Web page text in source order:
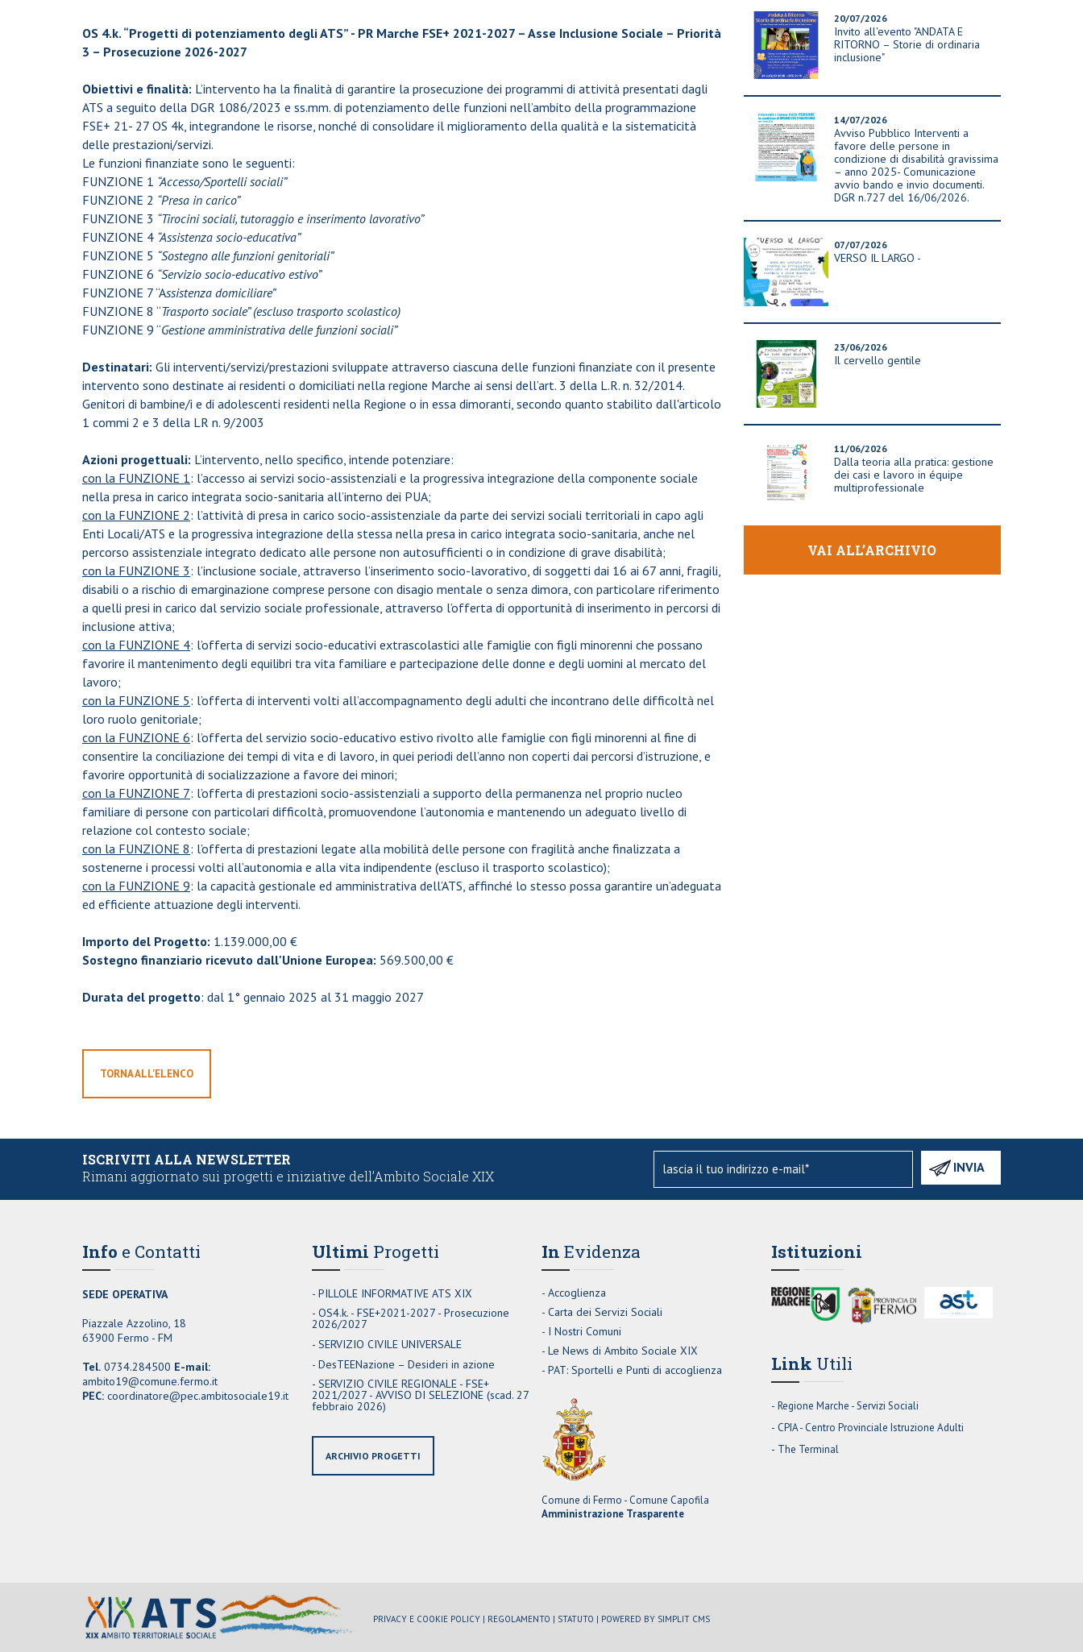
OS 4.k. “Progetti di potenziamento degli ATS” - PR Marche FSE+ 2021-2027 – Asse Inclusione Sociale – Priorità
3 – Prosecuzione 2026-2027
Obiettivi e finalità: L’intervento ha la finalità di garantire la prosecuzione dei programmi di attività presentati dagli
ATS a seguito della DGR 1086/2023 e ss.mm. di potenziamento delle funzioni nell’ambito della programmazione
FSE+ 21- 27 OS 4k, integrandone le risorse, nonché di consolidare il miglioramento della qualità e la sistematicità
delle prestazioni/servizi.
Le funzioni finanziate sono le seguenti:
FUNZIONE 1 “Accesso/Sportelli sociali”
FUNZIONE 2 “Presa in carico”
FUNZIONE 3 “Tirocini sociali, tutoraggio e inserimento lavorativo”
FUNZIONE 4 “Assistenza socio-educativa”
FUNZIONE 5 “Sostegno alle funzioni genitoriali”
FUNZIONE 6 “Servizio socio-educativo estivo”
FUNZIONE 7 “Assistenza domiciliare”
FUNZIONE 8 “Trasporto sociale” (escluso trasporto scolastico)
FUNZIONE 9 “Gestione amministrativa delle funzioni sociali”
Destinatari: Gli interventi/servizi/prestazioni sviluppate attraverso ciascuna delle funzioni finanziate con il presente
intervento sono destinate ai residenti o domiciliati nella regione Marche ai sensi dell’art. 3 della L.R. n. 32/2014.
Genitori di bambine/i e di adolescenti residenti nella Regione o in essa dimoranti, secondo quanto stabilito dall'articolo
1 commi 2 e 3 della LR n. 9/2003
Azioni progettuali: L’intervento, nello specifico, intende potenziare:
con la FUNZIONE 1: l’accesso ai servizi socio-assistenziali e la progressiva integrazione della componente sociale
nella presa in carico integrata socio-sanitaria all’interno dei PUA;
con la FUNZIONE 2: l’attività di presa in carico socio-assistenziale da parte dei servizi sociali territoriali in capo agli
Enti Locali/ATS e la progressiva integrazione della stessa nella presa in carico integrata socio-sanitaria, anche nel
percorso assistenziale integrato dedicato alle persone non autosufficienti o in condizione di grave disabilità;
con la FUNZIONE 3: l’inclusione sociale, attraverso l’inserimento socio-lavorativo, di soggetti dai 16 ai 67 anni, fragili,
disabili o a rischio di emarginazione comprese persone con disagio mentale o senza dimora, con particolare riferimento
a quelli presi in carico dal servizio sociale professionale, attraverso l’offerta di opportunità di inserimento in percorsi di
inclusione attiva;
con la FUNZIONE 4: l’offerta di servizi socio-educativi extrascolastici alle famiglie con figli minorenni che possano
favorire il mantenimento degli equilibri tra vita familiare e partecipazione delle donne e degli uomini al mercato del
lavoro;
con la FUNZIONE 5: l’offerta di interventi volti all’accompagnamento degli adulti che incontrano delle difficoltà nel
loro ruolo genitoriale;
con la FUNZIONE 6: l’offerta del servizio socio-educativo estivo rivolto alle famiglie con figli minorenni al fine di
consentire la conciliazione dei tempi di vita e di lavoro, in quei periodi dell’anno non coperti dai percorsi d’istruzione, e
favorire opportunità di socializzazione a favore dei minori;
con la FUNZIONE 7: l’offerta di prestazioni socio-assistenziali a supporto della permanenza nel proprio nucleo
familiare di persone con particolari difficoltà, promuovendone l’autonomia e mantenendo un adeguato livello di
relazione col contesto sociale;
con la FUNZIONE 8: l’offerta di prestazioni legate alla mobilità delle persone con fragilità anche finalizzata a
sostenerne i processi volti all’autonomia e alla vita indipendente (escluso il trasporto scolastico);
con la FUNZIONE 9: la capacità gestionale ed amministrativa dell’ATS, affinché lo stesso possa garantire un’adeguata
ed efficiente attuazione degli interventi.
Importo del Progetto: 1.139.000,00 €
Sostegno finanziario ricevuto dall'Unione Europea: 569.500,00 €
Durata del progetto: dal 1° gennaio 2025 al 31 maggio 2027
TORNA ALL'ELENCO
20/07/2026
Invito all'evento "ANDATA E
RITORNO – Storie di ordinaria
inclusione"
14/07/2026
Avviso Pubblico Interventi a
favore delle persone in
condizione di disabilità gravissima
– anno 2025- Comunicazione
avvio bando e invio documenti.
DGR n.727 del 16/06/2026.
07/07/2026
VERSO IL LARGO -
23/06/2026
Il cervello gentile
11/06/2026
Dalla teoria alla pratica: gestione
dei casi e lavoro in équipe
multiprofessionale
VAI ALL’ARCHIVIO
ISCRIVITI ALLA NEWSLETTER
Rimani aggiornato sui progetti e iniziative dell’Ambito Sociale XIX
Info e Contatti
SEDE OPERATIVA
Piazzale Azzolino, 18
63900 Fermo - FM
Tel. 0734.284500 E-mail:
ambito19@comune.fermo.it
PEC: coordinatore@pec.ambitosociale19.it
Ultimi Progetti
PILLOLE INFORMATIVE ATS XIX
OS4.k. - FSE+2021-2027 - Prosecuzione
2026/2027
SERVIZIO CIVILE UNIVERSALE
DesTEENazione – Desideri in azione
SERVIZIO CIVILE REGIONALE - FSE+
2021/2027 - AVVISO DI SELEZIONE (scad. 27
febbraio 2026)
ARCHIVIO PROGETTI
In Evidenza
Accoglienza
Carta dei Servizi Sociali
I Nostri Comuni
Le News di Ambito Sociale XIX
PAT: Sportelli e Punti di accoglienza
Comune di Fermo - Comune Capofila
Amministrazione Trasparente
Istituzioni
Link Utili
Regione Marche - Servizi Sociali
CPIA - Centro Provinciale Istruzione Adulti
The Terminal
PRIVACY E COOKIE POLICY | REGOLAMENTO | STATUTO | POWERED BY SIMPLIT CMS